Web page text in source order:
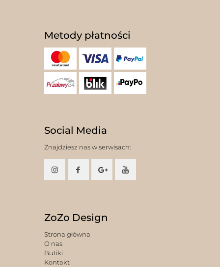
Metody płatności
Social Media
Znajdziesz nas w serwisach:
ZoZo Design
Strona główna
O nas
Butiki
Kontakt